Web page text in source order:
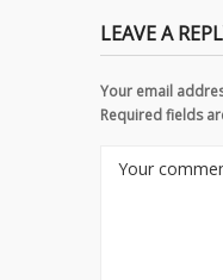
LEAVE A
Your email
Required fields
Your